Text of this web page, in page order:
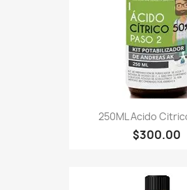
250ML Acido
$300.00